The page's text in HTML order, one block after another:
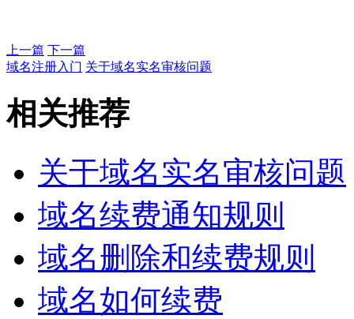
上一篇 下一篇
域名注册入门 关于域名实名审核问题
相关推荐
关于域名实名审核问题
域名续费通知规则
域名删除和续费规则
域名如何续费